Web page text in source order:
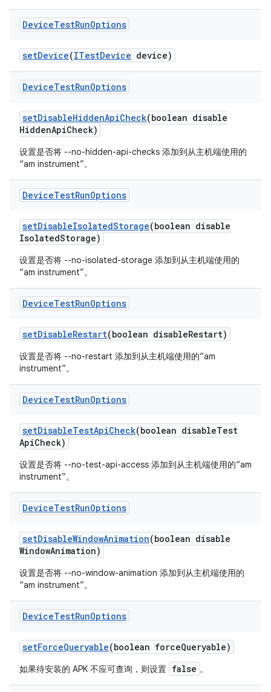
DeviceTestRunOptions
setDevice(ITestDevice device)
DeviceTestRunOptions
setDisableHiddenApiCheck(boolean disable
HiddenApiCheck)
设置是否将 --no-hidden-api-checks 添加到从主机端使用的
“am instrument”。
DeviceTestRunOptions
setDisableIsolatedStorage(boolean disable
IsolatedStorage)
设置是否将 --no-isolated-storage 添加到从主机端使用的
“am instrument”。
DeviceTestRunOptions
setDisableRestart(boolean disableRestart)
设置是否将 --no-restart 添加到从主机端使用的“am
instrument”。
DeviceTestRunOptions
setDisableTestApiCheck(boolean disableTest
ApiCheck)
设置是否将 --no-test-api-access 添加到从主机端使用的“am
instrument”。
DeviceTestRunOptions
setDisableWindowAnimation(boolean disable
WindowAnimation)
设置是否将 --no-window-animation 添加到从主机端使用的
“am instrument”。
DeviceTestRunOptions
setForceQueryable(boolean forceQueryable)
如果待安装的 APK 不应可查询，则设置 false 。